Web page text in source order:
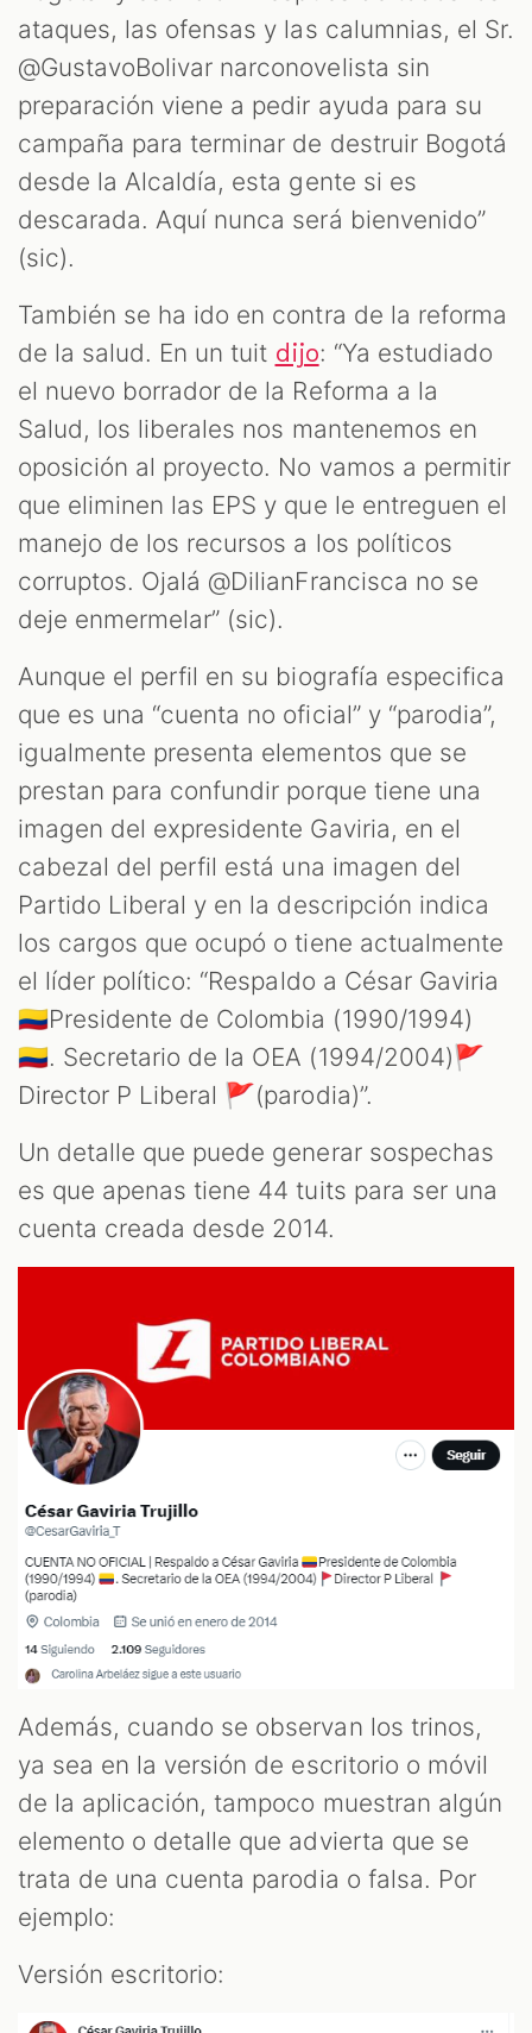
ataques, las ofensas y las calumnias, el Sr.
@GustavoBolivar narconovelista sin
preparación viene a pedir ayuda para su
campaña para terminar de destruir Bogotá
desde la Alcaldía, esta gente si es
descarada. Aquí nunca será bienvenido”
(sic).
También se ha ido en contra de la reforma
de la salud. En un tuit dijo: “Ya estudiado
el nuevo borrador de la Reforma a la
Salud, los liberales nos mantenemos en
oposición al proyecto. No vamos a permitir
que eliminen las EPS y que le entreguen el
manejo de los recursos a los políticos
corruptos. Ojalá @DilianFrancisca no se
deje enmermelar” (sic).
Aunque el perfil en su biografía especifica
que es una “cuenta no oficial” y “parodia”,
igualmente presenta elementos que se
prestan para confundir porque tiene una
imagen del expresidente Gaviria, en el
cabezal del perfil está una imagen del
Partido Liberal y en la descripción indica
los cargos que ocupó o tiene actualmente
el líder político: “Respaldo a César Gaviria
🇨🇴Presidente de Colombia (1990/1994)
🇨🇴. Secretario de la OEA (1994/2004)🚩
Director P Liberal 🚩(parodia)”.
Un detalle que puede generar sospechas
es que apenas tiene 44 tuits para ser una
cuenta creada desde 2014.
Además, cuando se observan los trinos,
ya sea en la versión de escritorio o móvil
de la aplicación, tampoco muestran algún
elemento o detalle que advierta que se
trata de una cuenta parodia o falsa. Por
ejemplo:
Versión escritorio: